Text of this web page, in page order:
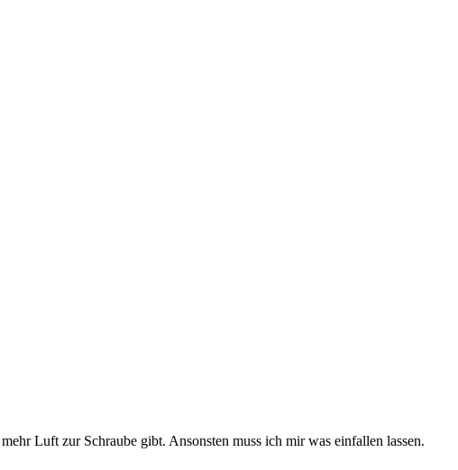
Luft zur Schraube gibt. Ansonsten muss ich mir was einfallen lassen.